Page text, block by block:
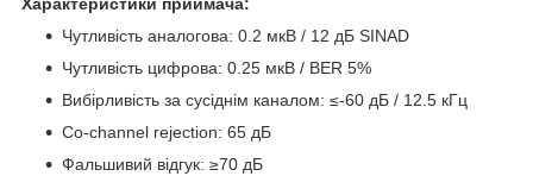
Характеристики приймача:
Чутливість аналогова: 0.2 мкВ / 12 дБ SINAD
Чутливість цифрова: 0.25 мкВ / BER 5%
Вибірливість за сусіднім каналом: ≤-60 дБ / 12.5 кГц
Co-channel rejection: 65 дБ
Фальшивий відгук: ≥70 дБ